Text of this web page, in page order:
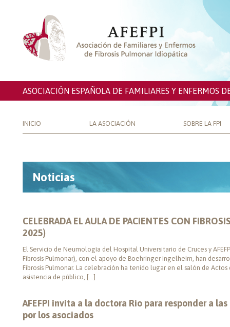
ASOCIACIÓN ESPAÑOLA DE FAMILIARES Y ENFERMOS
INICIO LA ASOCIACIÓN SOBRE LA FPI
Noticias
CELEBRADA EL AULA DE PACIENTES CON
2025)
El Servicio de Neumología del Hospital Universitario de Cruces y
Fibrosis Pulmonar), con el apoyo de Boehringer Ingelheim, han
Fibrosis Pulmonar. La celebración ha tenido lugar en el salón de
asistencia de público, […]
AFEFPI invita a la doctora Río para responder a
por los asociados